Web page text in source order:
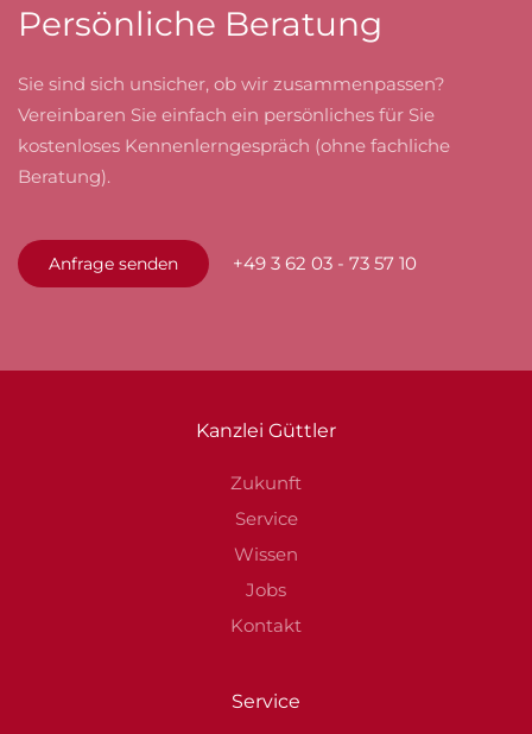
Persönliche Beratung
Sie sind sich unsicher, ob wir zusammenpassen?
Vereinbaren Sie einfach ein persönliches für Sie
kostenloses Kennenlerngespräch (ohne fachliche
Beratung).
Anfrage senden +49 3 62 03 - 73 57 10
Kanzlei Güttler
Zukunft
Service
Wissen
Jobs
Kontakt
Service